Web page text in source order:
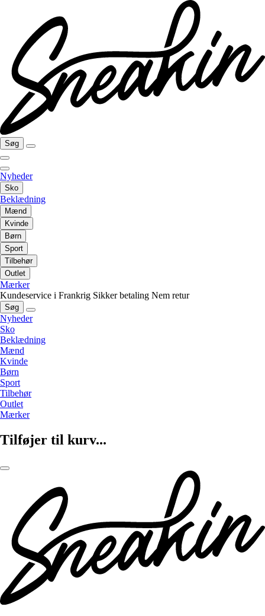
Søg
Nyheder
Sko
Beklædning
Mænd
Kvinde
Børn
Sport
Tilbehør
Outlet
Mærker
Kundeservice i Frankrig Sikker betaling Nem retur
Søg
Nyheder
Sko
Beklædning
Mænd
Kvinde
Børn
Sport
Tilbehør
Outlet
Mærker
Tilføjer til kurv...